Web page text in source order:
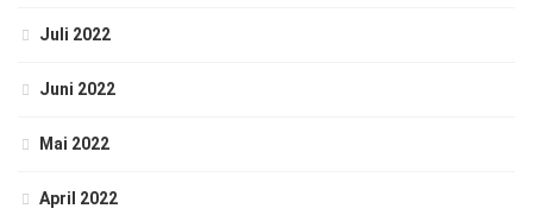
Juli 2022
Juni 2022
Mai 2022
April 2022